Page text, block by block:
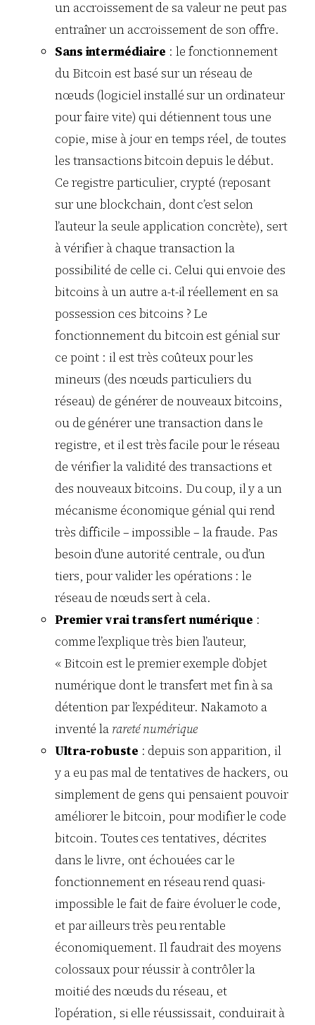
un accroissement de sa valeur ne peut pas
entraîner un accroissement de son offre.
Sans intermédiaire : le fonctionnement
du Bitcoin est basé sur un réseau de
nœuds (logiciel installé sur un ordinateur
pour faire vite) qui détiennent tous une
copie, mise à jour en temps réel, de toutes
les transactions bitcoin depuis le début.
Ce registre particulier, crypté (reposant
sur une blockchain, dont c’est selon
l’auteur la seule application concrète), sert
à vérifier à chaque transaction la
possibilité de celle ci. Celui qui envoie des
bitcoins à un autre a-t-il réellement en sa
possession ces bitcoins ? Le
fonctionnement du bitcoin est génial sur
ce point : il est très coûteux pour les
mineurs (des nœuds particuliers du
réseau) de générer de nouveaux bitcoins,
ou de générer une transaction dans le
registre, et il est très facile pour le réseau
de vérifier la validité des transactions et
des nouveaux bitcoins. Du coup, il y a un
mécanisme économique génial qui rend
très difficile – impossible – la fraude. Pas
besoin d’une autorité centrale, ou d’un
tiers, pour valider les opérations : le
réseau de nœuds sert à cela.
Premier vrai transfert numérique :
comme l’explique très bien l’auteur,
« Bitcoin est le premier exemple d’objet
numérique dont le transfert met fin à sa
détention par l’expéditeur. Nakamoto a
inventé la rareté numérique
Ultra-robuste : depuis son apparition, il
y a eu pas mal de tentatives de hackers, ou
simplement de gens qui pensaient pouvoir
améliorer le bitcoin, pour modifier le code
bitcoin. Toutes ces tentatives, décrites
dans le livre, ont échouées car le
fonctionnement en réseau rend quasi-
impossible le fait de faire évoluer le code,
et par ailleurs très peu rentable
économiquement. Il faudrait des moyens
colossaux pour réussir à contrôler la
moitié des nœuds du réseau, et
l’opération, si elle réussissait, conduirait à